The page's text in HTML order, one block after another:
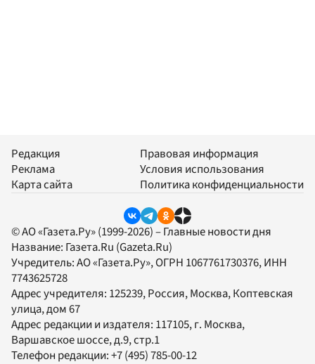
Редакция
Реклама
Карта сайта
Правовая информация
Условия использования
Политика конфиденциальности
© АО «Газета.Ру» (1999-2026) – Главные новости дня
Название: Газета.Ru (Gazeta.Ru)
Учредитель:АО «Газета.Ру», ОГРН 1067761730376, ИНН
7743625728
Адрес учредителя: 125239, Россия, Москва, Коптевская
улица, дом 67
Адрес редакции и издателя: 117105, г. Москва,
Варшавское шоссе, д.9, стр.1
Телефон редакции:+7 (495) 785-00-12